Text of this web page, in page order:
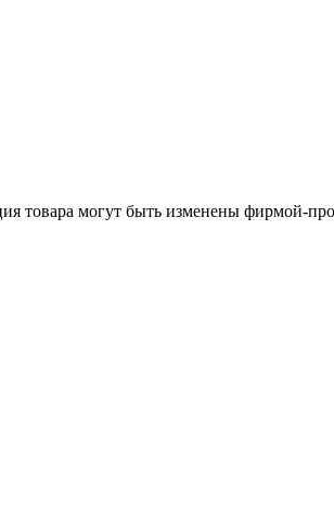
товара могут быть изменены фирмой-